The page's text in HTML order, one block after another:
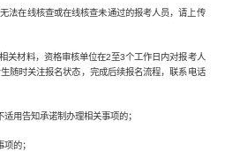
法在线核查或在线核查未通过的报考人员，请上传
关材料，资格审核单位在2至3个工作日内对报考人
随时关注报名状态，完成后续报名流程，联系电话
用告知承诺制办理相关事项的；
的；